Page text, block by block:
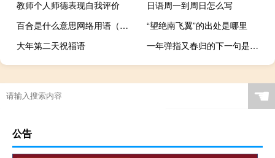
教师个人师德表现自我评价
日语周一到周日怎么写
百合是什么意思网络用语（女生百合啥意思）什么梗
“望绝南飞翼”的出处是哪里
大年第二天祝福语
一年弹指又春归的下一句是什么
☚
公告